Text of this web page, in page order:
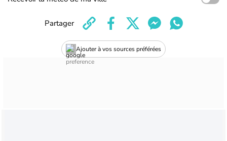
Ajouter à vos sources préférées
Partager